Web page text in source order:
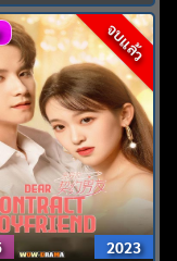
จบแล้ว
2023